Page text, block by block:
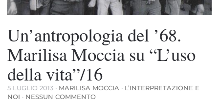
Un’antropologia del ’68.
Marilisa Moccia su “L’uso
della vita”/16
5 LUGLIO 2013 · MARILISA MOCCIA · L’INTERPRETAZIONE E
NOI · NESSUN COMMENTOSU